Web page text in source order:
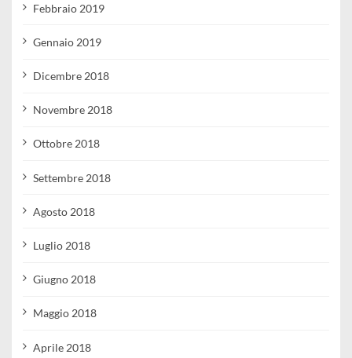
Febbraio 2019
Gennaio 2019
Dicembre 2018
Novembre 2018
Ottobre 2018
Settembre 2018
Agosto 2018
Luglio 2018
Giugno 2018
Maggio 2018
Aprile 2018